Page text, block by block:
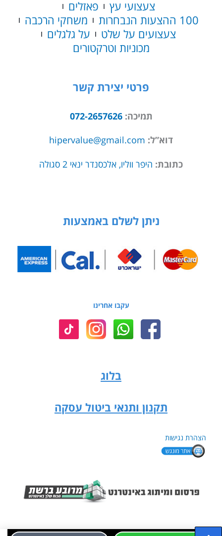
צעצועי עץ
פאזלים
100 ההצעות הנבחרות
משחקי הרכבה
צעצועים על שלט
על גלגלים
מכוניות וטרקטורים
פרטי יצירת קשר
תמיכה:072-2657626
דוא”ל: hipervalue@gmail.com
כתובת: היפר ווליו, אלכסנדר ינאי 2 סגולה
ניתן לשלם באמצעות
עקבו אחרינו
בלוג
תקנון ותנאי ביטול עסקה
הצהרת נגישות